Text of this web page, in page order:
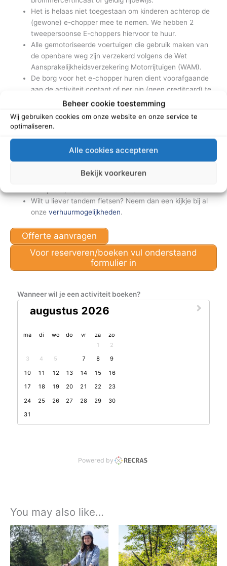
Beheer cookie toestemming
Wij gebruiken cookies om onze website en onze service te
optimaliseren.
Alle cookies accepteren
Bekijk voorkeuren
Het is helaas niet toegestaan om kinderen achterop de
(gewone) e-chopper mee te nemen. We hebben 2
tweepersoonse E-choppers hiervoor te huur.
Alle gemotoriseerde voertuigen die gebruik maken van
de openbare weg zijn verzekerd volgens de Wet
Aansprakelijkheidsverzekering Motorrijtuigen (WAM).
De borg voor het e-chopper huren dient voorafgaande
aan de activiteit contant of per pin (geen creditcard) te
worden voldaan. Uiteraard ontvangt u de borg direct
retour wanneer u de materialen in dezelfde staat inlevert
als waarin u deze eerder had ontvangen. Borg € 50,00
België te rijden in verband met de verzekering die daar
Vanaf 1 Januari 2023 geldt er ook in Nederland een
Wilt u liever tandem fietsen? Neem dan een kijkje bij al
onzeverhuurmogelijkheden.
Offerte aanvragen
Voor reserveren/boeken vul onderstaand
formulier in
Wanneer wil je een activiteit boeken?
augustus 2026
maandag
ma dinsdag
di woensdag
wo donderdag
do vrijdag
vr zaterdag
za zondag
zo
1
2
3
4 5 7 8
9
10
11 12 13 14 15
16
17
18 19 20 21 22
23
24
25 26 27 28 29
30
31
Powered by
You may also like…